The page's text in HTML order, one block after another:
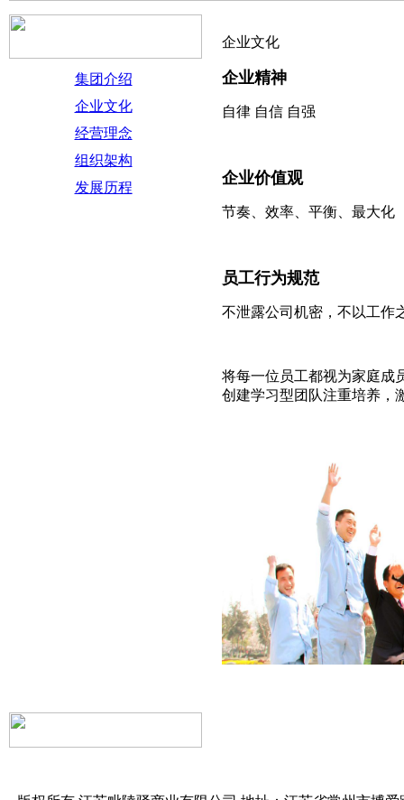
集团介绍
企业文化
经营理念
组织架构
发展历程
企业文化
企业精神
自律 自信 自强
企业价值观
节奏、效率、平衡、最大化
员工行为规范
不泄露公司机密，不以工作
将每一位员工都视为家庭成
创建学习型团队注重培养，